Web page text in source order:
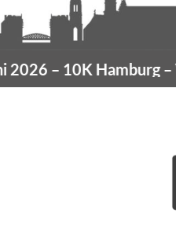
–10K Hamburg–